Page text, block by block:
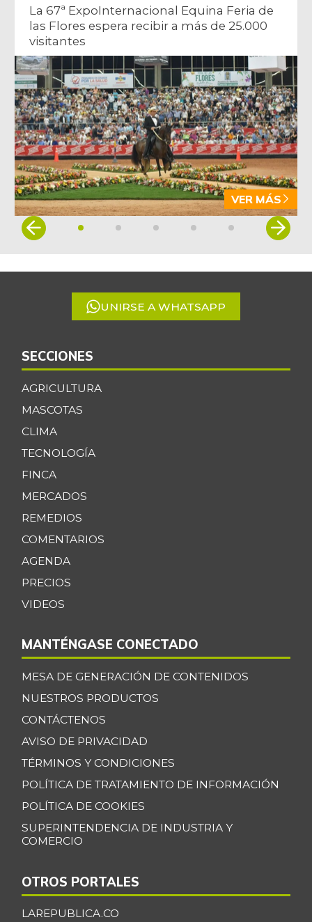
La 67ª ExpoInternacional Equina Feria de
las Flores espera recibir a más de 25.000
visitantes
VER MÁS
Item
5
UNIRSE A WHATSAPP
SECCIONES
AGRICULTURA
MASCOTAS
CLIMA
TECNOLOGÍA
FINCA
MERCADOS
REMEDIOS
COMENTARIOS
AGENDA
PRECIOS
VIDEOS
MANTÉNGASE CONECTADO
MESA DE GENERACIÓN DE CONTENIDOS
NUESTROS PRODUCTOS
CONTÁCTENOS
AVISO DE PRIVACIDAD
TÉRMINOS Y CONDICIONES
POLÍTICA DE TRATAMIENTO DE INFORMACIÓN
POLÍTICA DE COOKIES
SUPERINTENDENCIA DE INDUSTRIA Y
COMERCIO
OTROS PORTALES
LAREPUBLICA.CO